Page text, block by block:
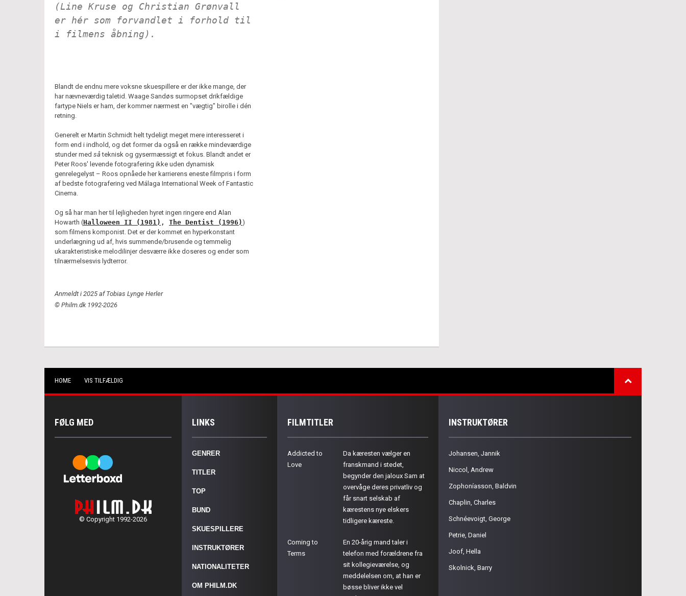
(Line Kruse og Christian Grønvall
er hér som forvandlet i forhold til
i filmens åbning).
Blandt de endnu mere voksne skuespillere er der ikke mange, der
har nævneværdig taletid. Waage Sandøs surmopset drikfældige
fartype Niels er ham, der kommer nærmest en "vægtig" birolle i dén
retning.
Generelt er Martin Schmidt helt tydeligt meget mere interesseret i
form end i indhold, og det former da også en række mindeværdige
stunder med så teknisk og gysermæssigt et fokus. Blandt andet er
Peter Roos' levende fotografering ikke uden dynamisk
genrelegelyst – Roos opnåede her karrierens eneste filmpris i form
af bedste fotografering ved Málaga International Week of Fantastic
Cinema.
Og så har man her til lejligheden hyret ingen ringere end Alan
Howarth (Halloween II (1981) , The Dentist (1996))
som filmens komponist. Det er der kommet en hyperkonstant
underlægning ud af, hvis summende/brusende og temmelig
ukarakteristiske melodilinjer desværre ikke doseres og ender som
tilnærmelsesvis lydterror.
Anmeldt i 2025 af Tobias Lynge Herler
© Philm.dk 1992-2026
HOME VIS TILFÆLDIG
FØLG MED
© Copyright 1992-2026
LINKS
GENRER
TITLER
TOP
BUND
SKUESPILLERE
INSTRUKTØRER
NATIONALITETER
OM PHILM.DK
FILMTITLER
Addicted to
Love
Da kæresten vælger en
franskmand i stedet,
begynder den jaloux Sam at
overvåge deres privatliv og
får snart selskab af
kærestens nye elskers
tidligere kæreste.
Coming to
Terms
En 20-årig mand taler i
telefon med forældrene fra
sit kollegieværelse, og
meddelelsen om, at han er
bøsse bliver ikke vel
INSTRUKTØRER
Johansen, Jannik
Niccol, Andrew
Zophoníasson, Baldvin
Chaplin, Charles
Schnéevoigt, George
Petrie, Daniel
Joof, Hella
Skolnick, Barry